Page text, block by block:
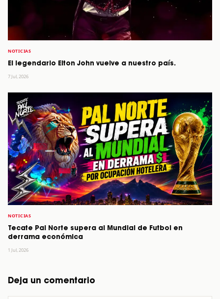
NOTICIAS
El legendario Elton John vuelve a nuestro país.
7 Jul, 2026
NOTICIAS
Tecate Pal Norte supera al Mundial de Futbol en
derrama económica
1 Jul, 2026
Deja un comentario